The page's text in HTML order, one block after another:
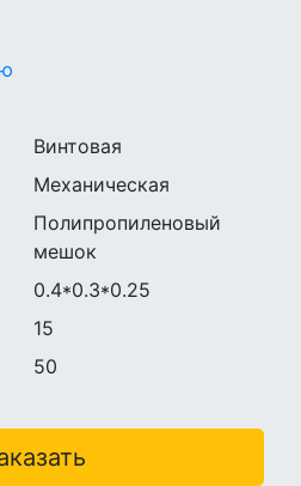
Винтовая
Механическая
Полипропиленовый
мешок
0.4*0.3*0.25
15
50